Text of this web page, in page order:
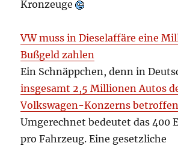
Kronzeuge
VW muss in Dieselaffäre eine
Bußgeld zahlen
Ein Schnäppchen, denn in
insgesamt 2,5 Millionen Autos
Volkswagen-Konzerns betroffen
Umgerechnet bedeutet das 400
pro Fahrzeug. Eine gesetzliche